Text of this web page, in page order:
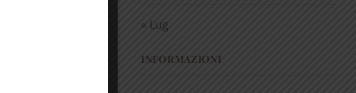
« Lug
INFORMAZIONI